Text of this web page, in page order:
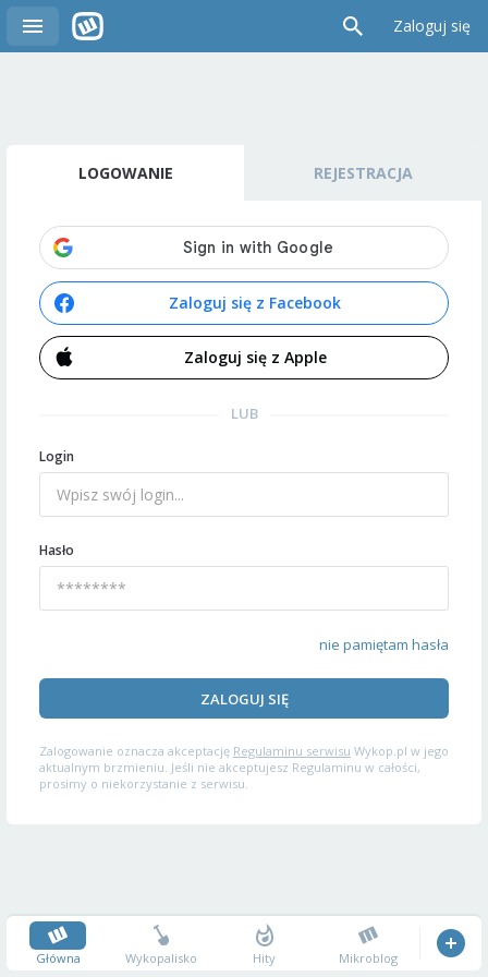
Zaloguj się
LOGOWANIE REJESTRACJA
Zaloguj się z Facebook
Zaloguj się z Apple
LUB
Login
Hasło
nie pamiętam hasła
ZALOGUJ SIĘ
Zalogowanie oznacza akceptację Regulaminu serwisu Wykop.pl w jego
aktualnym brzmieniu. Jeśli nie akceptujesz Regulaminu w całości,
prosimy o niekorzystanie z serwisu.
Główna Wykopalisko Hity Mikroblog